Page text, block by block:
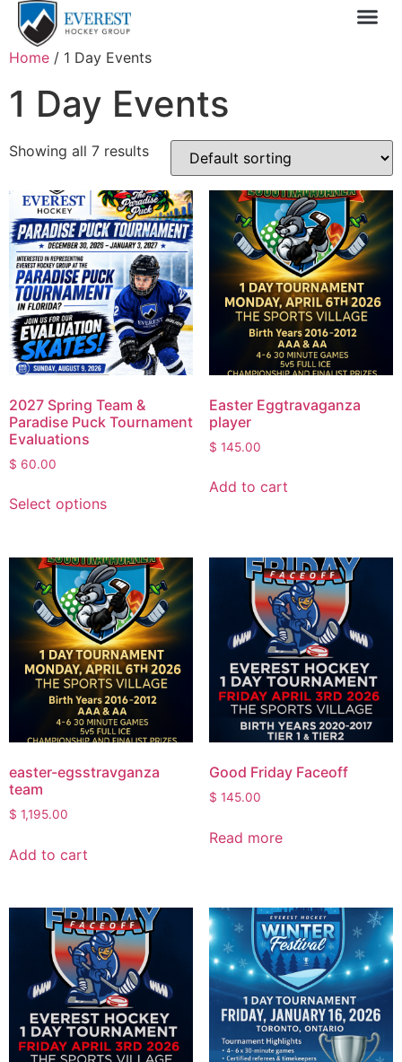
Home / 1 Day Events
1 Day Events
Showing all 7 results
2027 Spring Team &
Paradise Puck Tournament
Evaluations
$ 60.00
Select options
Easter Eggtravaganza
player
$ 145.00
Add to cart
easter-egsstravganza
team
$ 1,195.00
Add to cart
Good Friday Faceoff
$ 145.00
Read more